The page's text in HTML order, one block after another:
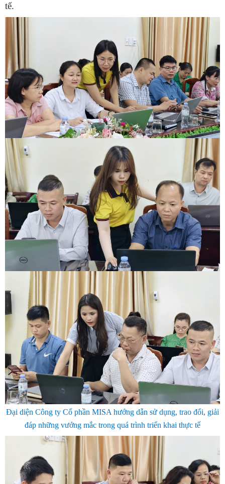
tế.
Đại diện Công ty Cổ phần MISA hướng dẫn sử dụng, trao đổi, giải
đáp những vướng mắc trong quá trình triển khai thực tế